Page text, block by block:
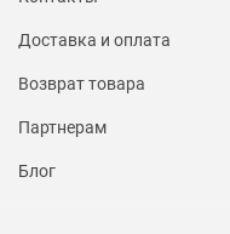
Доставка и оплата
Возврат товара
Партнерам
Блог